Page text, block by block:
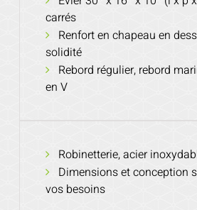
carrés
Renfort en chapeau en
solidité
Rebord régulier, rebord
en V
Robinetterie, acier
Dimensions et conception
vos besoins